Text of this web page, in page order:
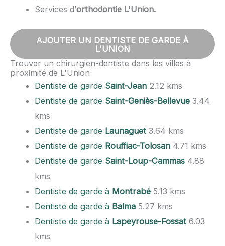
Services d’orthodontie L'Union.
AJOUTER UN DENTISTE DE GARDE À
L'UNION
Trouver un chirurgien-dentiste dans les villes à
proximité de L'Union
Dentiste de garde Saint-Jean 2.12 kms
Dentiste de garde Saint-Geniès-Bellevue 3.44
kms
Dentiste de garde Launaguet 3.64 kms
Dentiste de garde Rouffiac-Tolosan 4.71 kms
Dentiste de garde Saint-Loup-Cammas 4.88
kms
Dentiste de garde à Montrabé 5.13 kms
Dentiste de garde à Balma 5.27 kms
Dentiste de garde à Lapeyrouse-Fossat 6.03
kms